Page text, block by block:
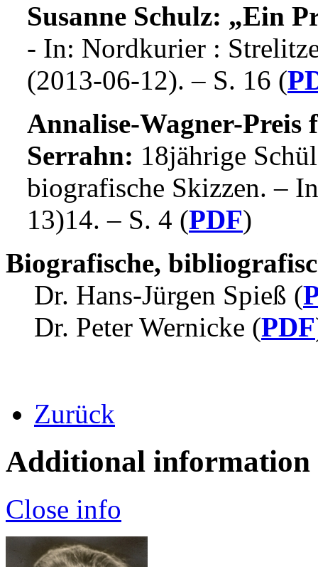
Susanne Schulz: „Ein
- In: Nordkurier :
(2013-06-12). – S. 16 (
Annalise-Wagner-Preis
Serrahn: 18jährige
biografische Skizzen. –
13)14. – S. 4 (PDF)
Biografische,
Dr. Hans-Jürgen Spieß (
Dr. Peter Wernicke (PDF
Zurück
Additional information
Close info